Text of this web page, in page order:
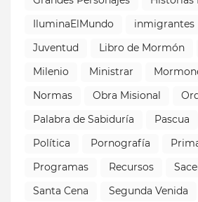
IluminaElMundo
inmigrantes
Juventud
Libro de Mormón
Milenio
Ministrar
Normas
Obra Misional
Palabra de Sabiduría
Pascua
Política
Pornografía
Programas
Recursos
Santa Cena
Segunda Venida